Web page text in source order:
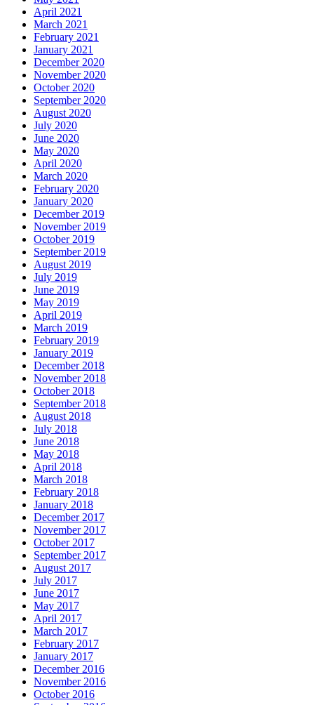
April 2021
March 2021
February 2021
January 2021
December 2020
November 2020
October 2020
September 2020
August 2020
July 2020
June 2020
May 2020
April 2020
March 2020
February 2020
January 2020
December 2019
November 2019
October 2019
September 2019
August 2019
July 2019
June 2019
May 2019
April 2019
March 2019
February 2019
January 2019
December 2018
November 2018
October 2018
September 2018
August 2018
July 2018
June 2018
May 2018
April 2018
March 2018
February 2018
January 2018
December 2017
November 2017
October 2017
September 2017
August 2017
July 2017
June 2017
May 2017
April 2017
March 2017
February 2017
January 2017
December 2016
November 2016
October 2016